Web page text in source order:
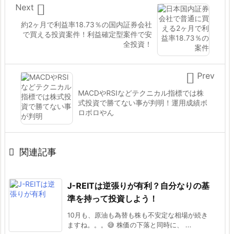
約2ヶ月で利益率18.73％の国内証券会社
で買える投資案件！利益確定型案件で安
全投資！

Next
MACDやRSIなどテクニカル指標では株
式投資で勝てない事が判明！運用成績ボ
ロボロやん
 Prev
 関連記事
J-REITは逆張りが有利？自分なりの基
準を持って投資しよう！
10月も、原油も為替も株も不安定な相場が続き
ますね。。。😅 株価の下落と同時に、 ...